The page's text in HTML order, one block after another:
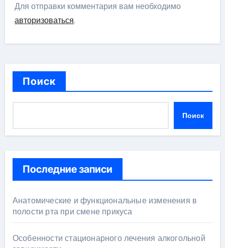
Для отправки комментария вам необходимо
авторизоваться.
Поиск
Поиск
Последние записи
Анатомические и функциональные изменения в
полости рта при смене прикуса
Особенности стационарного лечения алкогольной